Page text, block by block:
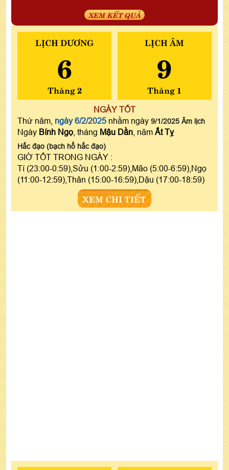
XEM KẾT QUẢ
LỊCH DƯƠNG
6
Tháng 2
LỊCH ÂM
9
Tháng 1
NGÀY TỐT
Thứ năm, ngày 6/2/2025 nhằm ngày 9/1/2025 Âm lịch
Ngày Bính Ngọ , tháng Mậu Dần , năm Ất Tỵ
Hắc đạo (bạch hổ hắc đạo)
GIỜ TỐT TRONG NGÀY :
Tí (23:00-0:59),Sửu (1:00-2:59),Mão (5:00-6:59),Ngọ
(11:00-12:59),Thân (15:00-16:59),Dậu (17:00-18:59)
XEM CHI TIẾT